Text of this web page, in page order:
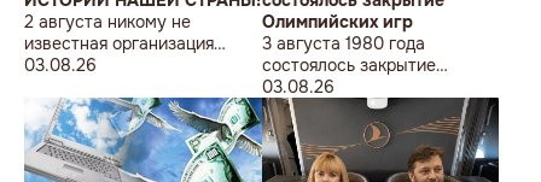
2 августа никому не
известная организация
«Лига бессарабских
Кишиневе малочисленную
акцию «В Европейский Союз
без советских памятников».
03.08.26
Олимпийских игр
3 августа 1980 года
состоялось закрытие
Олимпийских игр
03.08.26